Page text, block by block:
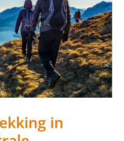
in